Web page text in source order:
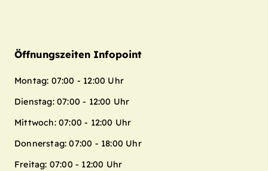
Öffnungszeiten Infopoint
Montag: 07:00 - 12:00 Uhr
Dienstag: 07:00 - 12:00 Uhr
Mittwoch: 07:00 - 12:00 Uhr
Donnerstag: 07:00 - 18:00 Uhr
Freitag: 07:00 - 12:00 Uhr